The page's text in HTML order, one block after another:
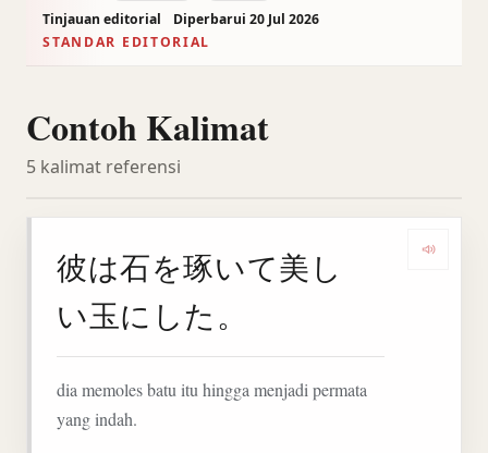
Tinjauan editorial
Diperbarui 20 Jul 2026
STANDAR EDITORIAL
Contoh Kalimat
5 kalimat referensi
彼は石を琢いて美し
い玉にした。
dia memoles batu itu hingga menjadi permata
yang indah.